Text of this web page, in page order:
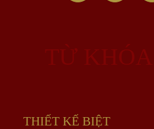
TỪ KHÓA
THIẾT KẾ BIỆT